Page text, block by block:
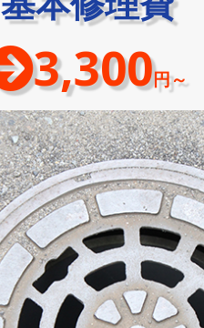
3,300円～